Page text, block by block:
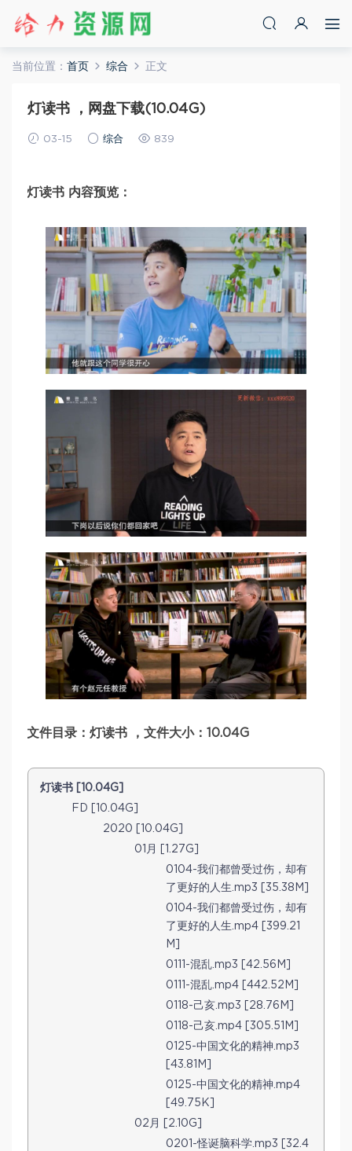
当前位置： 首页 综合 正文
灯读书 ，网盘下载(10.04G)
03-15 综合 839
灯读书 内容预览：
文件目录：灯读书 ，文件大小：10.04G
灯读书 [10.04G]
FD [10.04G]
2020 [10.04G]
01月 [1.27G]
0104-我们都曾受过伤，却有
了更好的人生.mp3 [35.38M]
0104-我们都曾受过伤，却有
了更好的人生.mp4 [399.21
M]
0111-混乱.mp3 [42.56M]
0111-混乱.mp4 [442.52M]
0118-己亥.mp3 [28.76M]
0118-己亥.mp4 [305.51M]
0125-中国文化的精神.mp3
[43.81M]
0125-中国文化的精神.mp4
[49.75K]
02月 [2.10G]
0201-怪诞脑科学.mp3 [32.4